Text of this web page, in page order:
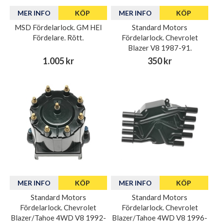
MER INFO KÖP
MSD Fördelarlock. GM HEI
Fördelare. Rött.
1.005 kr
MER INFO KÖP
Standard Motors
Fördelarlock. Chevrolet
Blazer V8 1987-91.
350 kr
MER INFO KÖP
Standard Motors
Fördelarlock. Chevrolet
Blazer/Tahoe 4WD V8 1992-
MER INFO KÖP
Standard Motors
Fördelarlock. Chevrolet
Blazer/Tahoe 4WD V8 1996-